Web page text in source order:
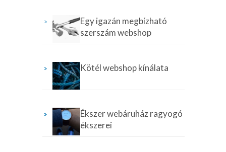
Egy igazán megbízható
szerszám webshop
Kötél webshop kínálata
Ékszer webáruház ragyogó
ékszerei